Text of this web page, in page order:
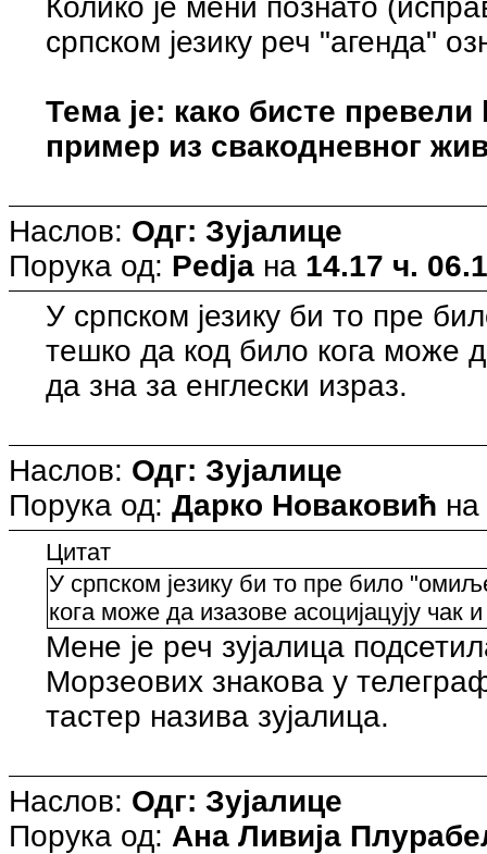
Колико је мени познато
српском језику реч "агенда"
Тема је: како бисте
пример из свакодневног
Наслов: Одг: Зујалице
Порука од: Pedja на 14.17 ч.
У српском језику би то пре
тешко да код било кога може
да зна за енглески израз.
Наслов: Одг: Зујалице
Порука од: Дарко Новаковић на
Цитат
У српском језику би то пре било
кога може да изазове асоцијацују чак
Мене је реч зујалица
Морзеових знакова у
тастер назива зујалица.
Наслов: Одг: Зујалице
Порука од: Ана Ливија